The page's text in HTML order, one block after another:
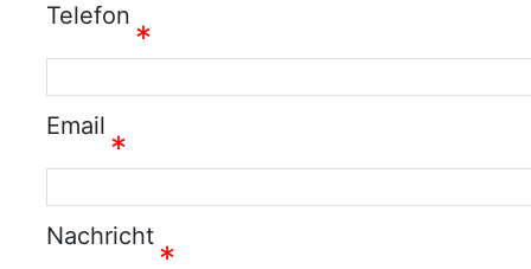
Telefon
*
Email
*
Nachricht
*